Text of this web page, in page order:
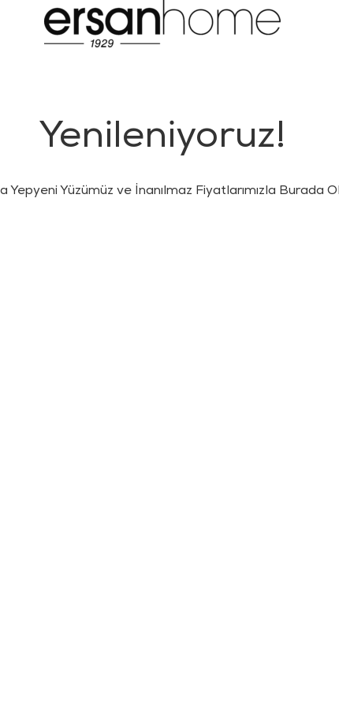
Yenileniyoruz!
Yepyeni Yüzümüz ve İnanılmaz Fiyatlarımızla Burada